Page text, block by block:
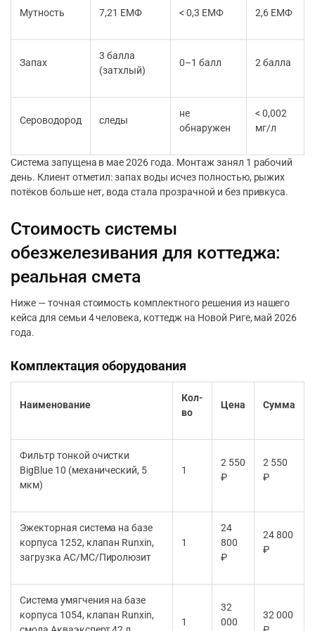
Мутность 7,21 ЕМФ < 0,3 ЕМФ 2,6 ЕМФ
Запах
3 балла
(затхлый)
0–1 балл 2 балла
Сероводород следы
не
обнаружен
< 0,002
мг/л
Система запущена в мае 2026 года. Монтаж занял 1 рабочий
день. Клиент отметил: запах воды исчез полностью, рыжих
потёков больше нет, вода стала прозрачной и без привкуса.
Стоимость системы
обезжелезивания для коттеджа:
реальная смета
Ниже — точная стоимость комплектного решения из нашего
кейса для семьи 4 человека, коттедж на Новой Риге, май 2026
года.
Комплектация оборудования
Наименование
Кол-
во
Цена Сумма
Фильтр тонкой очистки
BigBlue 10 (механический, 5
мкм)
1
2 550
₽
2 550
₽
Эжекторная система на базе
корпуса 1252, клапан Runxin,
загрузка АС/МС/Пиролюзит
1
24
800
₽
24 800
₽
Система умягчения на базе
корпуса 1054, клапан Runxin,
1
32
000
32 000